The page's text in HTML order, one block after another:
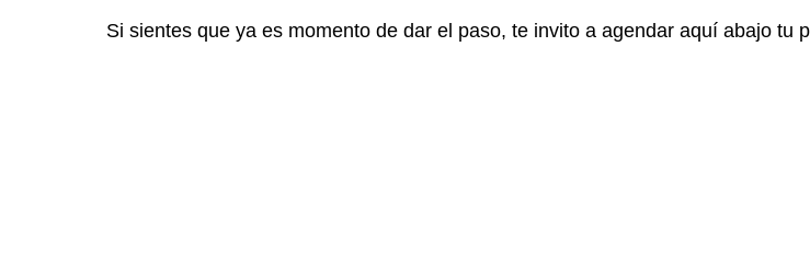
Si sientes que ya es momento de dar el paso, te invito a agendar aquí abajo tu